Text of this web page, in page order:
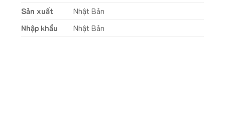
Sản xuất
Nhật Bản
Nhập khẩu
Nhật Bản